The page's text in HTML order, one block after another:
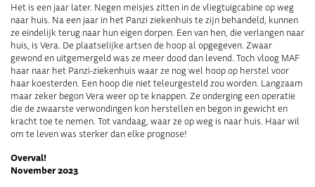
Het is een jaar later. Negen meisjes zitten in de vliegtuigcabine op weg
naar huis. Na een jaar in het Panzi ziekenhuis te zijn behandeld, kunnen
ze eindelijk terug naar hun eigen dorpen. Een van hen, die verlangen naar
huis, is Vera. De plaatselijke artsen de hoop al opgegeven. Zwaar
gewond en uitgemergeld was ze meer dood dan levend. Toch vloog MAF
haar naar het Panzi-ziekenhuis waar ze nog wel hoop op herstel voor
haar koesterden. Een hoop die niet teleurgesteld zou worden. Langzaam
maar zeker begon Vera weer op te knappen. Ze onderging een operatie
die de zwaarste verwondingen kon herstellen en begon in gewicht en
kracht toe te nemen. Tot vandaag, waar ze op weg is naar huis. Haar wil
om te leven was sterker dan elke prognose!
Overval!
November 2023